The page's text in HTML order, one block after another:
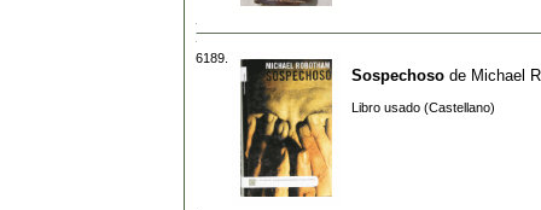
6189.
Sospechoso de Michael
Libro usado (Castellano)